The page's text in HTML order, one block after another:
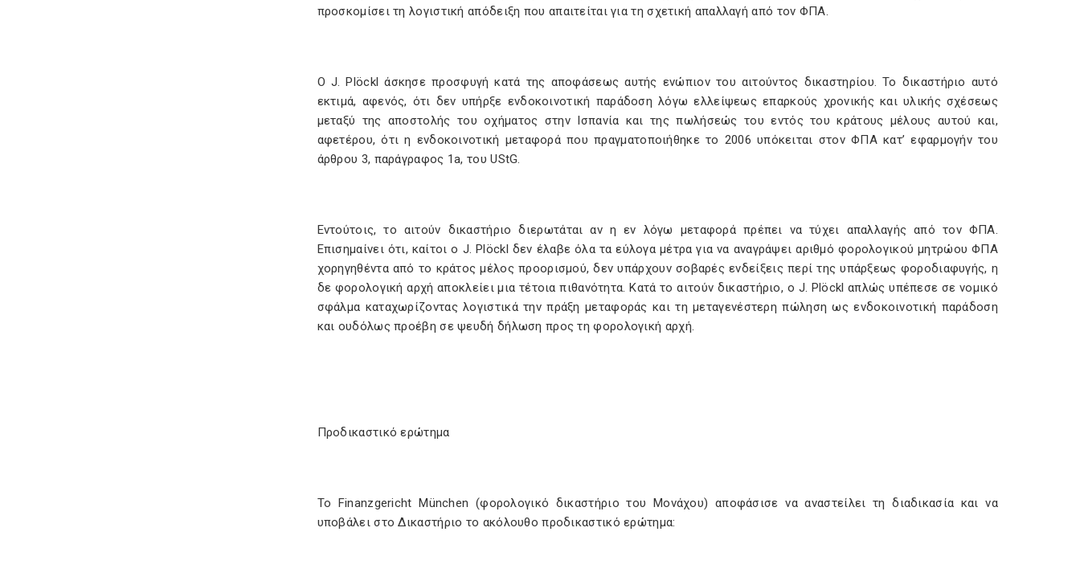
προσκομίσει τη λογιστική απόδειξη που απαιτείται για τη σχετική απαλλαγή από τον ΦΠΑ.
Ο J. Plöckl άσκησε προσφυγή κατά της αποφάσεως αυτής ενώπιον του αιτούντος δικαστηρίου. Το δικαστήριο αυτό
εκτιμά, αφενός, ότι δεν υπήρξε ενδοκοινοτική παράδοση λόγω ελλείψεως επαρκούς χρονικής και υλικής σχέσεως
μεταξύ της αποστολής του οχήματος στην Ισπανία και της πωλήσεώς του εντός του κράτους μέλους αυτού και,
αφετέρου, ότι η ενδοκοινοτική μεταφορά που πραγματοποιήθηκε το 2006 υπόκειται στον ΦΠΑ κατ’ εφαρμογήν του
άρθρου 3, παράγραφος 1a, του UStG.
Εντούτοις, το αιτούν δικαστήριο διερωτάται αν η εν λόγω μεταφορά πρέπει να τύχει απαλλαγής από τον ΦΠΑ.
Επισημαίνει ότι, καίτοι ο J. Plöckl δεν έλαβε όλα τα εύλογα μέτρα για να αναγράψει αριθμό φορολογικού μητρώου ΦΠΑ
χορηγηθέντα από το κράτος μέλος προορισμού, δεν υπάρχουν σοβαρές ενδείξεις περί της υπάρξεως φοροδιαφυγής, η
δε φορολογική αρχή αποκλείει μια τέτοια πιθανότητα. Κατά το αιτούν δικαστήριο, ο J. Plöckl απλώς υπέπεσε σε νομικό
σφάλμα καταχωρίζοντας λογιστικά την πράξη μεταφοράς και τη μεταγενέστερη πώληση ως ενδοκοινοτική παράδοση
και ουδόλως προέβη σε ψευδή δήλωση προς τη φορολογική αρχή.
Προδικαστικό ερώτημα
Το Finanzgericht München (φορολογικό δικαστήριο του Μονάχου) αποφάσισε να αναστείλει τη διαδικασία και να
υποβάλει στο Δικαστήριο το ακόλουθο προδικαστικό ερώτημα: